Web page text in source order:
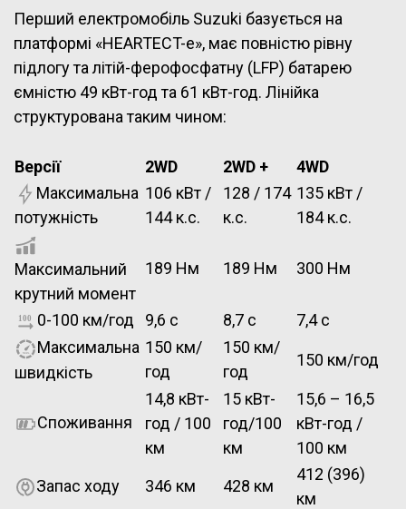
Перший електромобіль Suzuki базується на
платформі «HEARTECT-e», має повністю рівну
підлогу та літій-ферофосфатну (LFP) батарею
ємністю 49 кВт-год та 61 кВт-год. Лінійка
структурована таким чином:
Версії 2WD 2WD +
4WD
Максимальна
потужність
106 кВт /
144 к.с.
128 / 174
к.с.
135 кВт /
184 к.с.
Максимальний
крутний момент
189 Нм 189 Нм 300 Нм
0-100 км/год 9,6 с 8,7 с
7,4 с
Максимальна
швидкість
150 км/
год
150 км/
год
150 км/год
Споживання
14,8 кВт-
год / 100
км
15 кВт-
год/100
км
15,6 – 16,5
кВт-год /
100 км
Запас ходу
346 км 428 км
412 (396)
км